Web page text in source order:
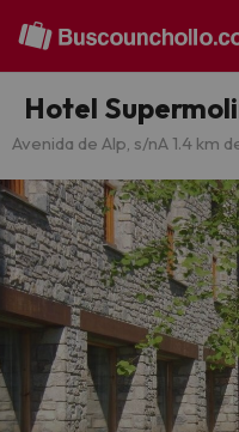
Hotel
Avenida de Alp, s/nA 1.4 km